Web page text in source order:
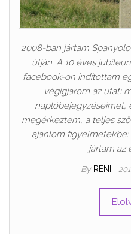
2008-ban jártam
útján. A 10 éves
facebook-on indítottam
végigjárom az utat:
naplóbejegyzéseimet,
megérkeztem, a teljes
ajánlom
jártam az
By RENI